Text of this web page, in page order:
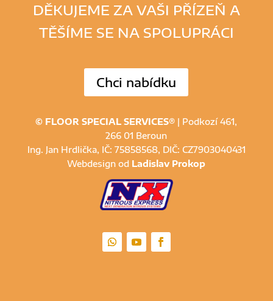
DĚKUJEME ZA VAŠI PŘÍZEŇ A
TĚŠÍME SE NA SPOLUPRÁCI
Chci nabídku
© FLOOR SPECIAL SERVICES® | Podkozí 461,
266 01 Beroun
Ing. Jan Hrdlička, IČ: 75858568, DIČ: CZ7903040431
Webdesign od Ladislav Prokop